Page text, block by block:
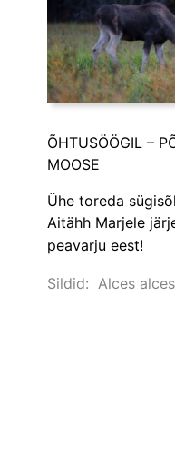
ÕHTUSÖÖGIL –
MOOSE
Ühe toreda
Aitähh Marjele
peavarju eest!
Sildid: Alces alces